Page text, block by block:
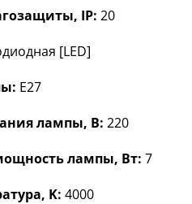
IP: 20
[LED]
E27
лампы, В: 220
лампы, Вт: 7
K: 4000